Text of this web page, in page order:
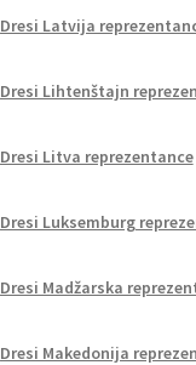
Dresi Latvija
Dresi Lihtenštajn
Dresi Litva reprezentance
Dresi Luksemburg
Dresi Madžarska
Dresi Makedonija